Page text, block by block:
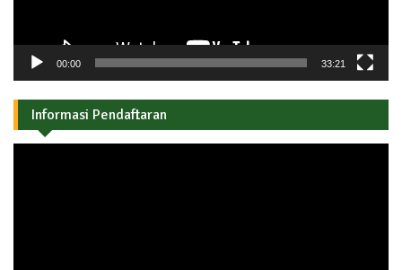
00:00 33:21
Informasi Pendaftaran